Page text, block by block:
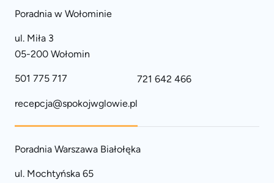
Poradnia w Wołominie
ul. Miła 3
05-200 Wołomin
501 775 717 721 642 466
recepcja@spokojwglowie.pl
Poradnia Warszawa Białołęka
ul. Mochtyńska 65